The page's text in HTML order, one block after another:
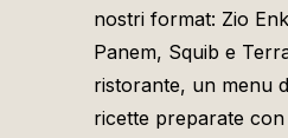
nostri format: Zio
Panem, Squib e
ristorante, un menu
ricette preparate con